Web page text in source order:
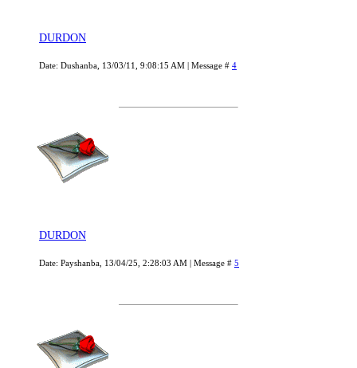
DURDON
Date: Dushanba, 13/03/11, 9:08:15 AM | Message # 4
DURDON
Date: Payshanba, 13/04/25, 2:28:03 AM | Message # 5